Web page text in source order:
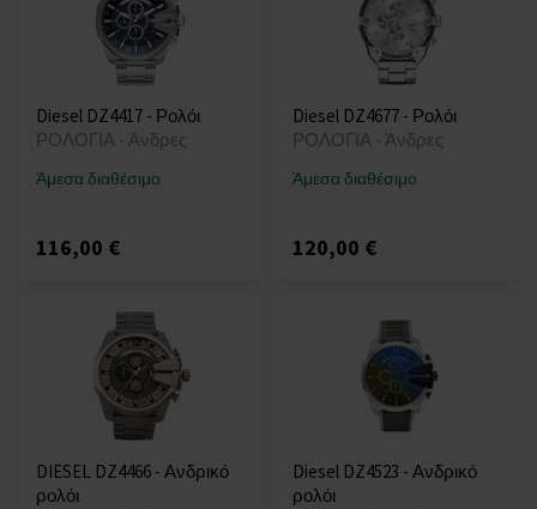
Diesel DZ4417 - Ρολόι
ΡΟΛΟΓΙΑ - Άνδρες
Άμεσα διαθέσιμο
116,00 €
Diesel DZ4677 - Ρολόι
ΡΟΛΟΓΙΑ - Άνδρες
Άμεσα διαθέσιμο
120,00 €
DIESEL DZ4466 - Ανδρικό
ρολόι
Diesel DZ4523 - Ανδρικό
ρολόι